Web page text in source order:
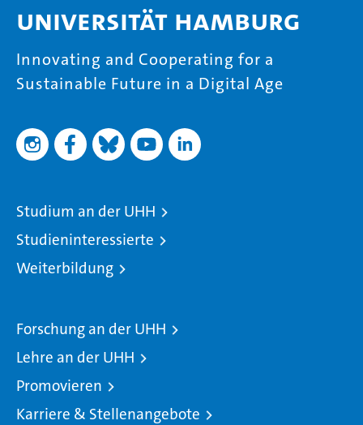
Universität Hamburg
Innovating and Cooperating for a
Sustainable Future in a Digital Age
Studium an der UHH
Studieninteressierte
Weiterbildung
Forschung an der UHH
Lehre an der UHH
Promovieren
Karriere & Stellenangebote